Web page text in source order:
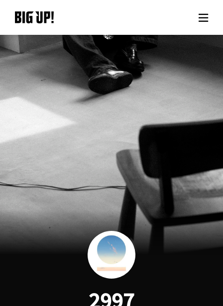
BIG UP!について
ニュース
料金プラン
サポート
ご利用の流れ
よくある質問